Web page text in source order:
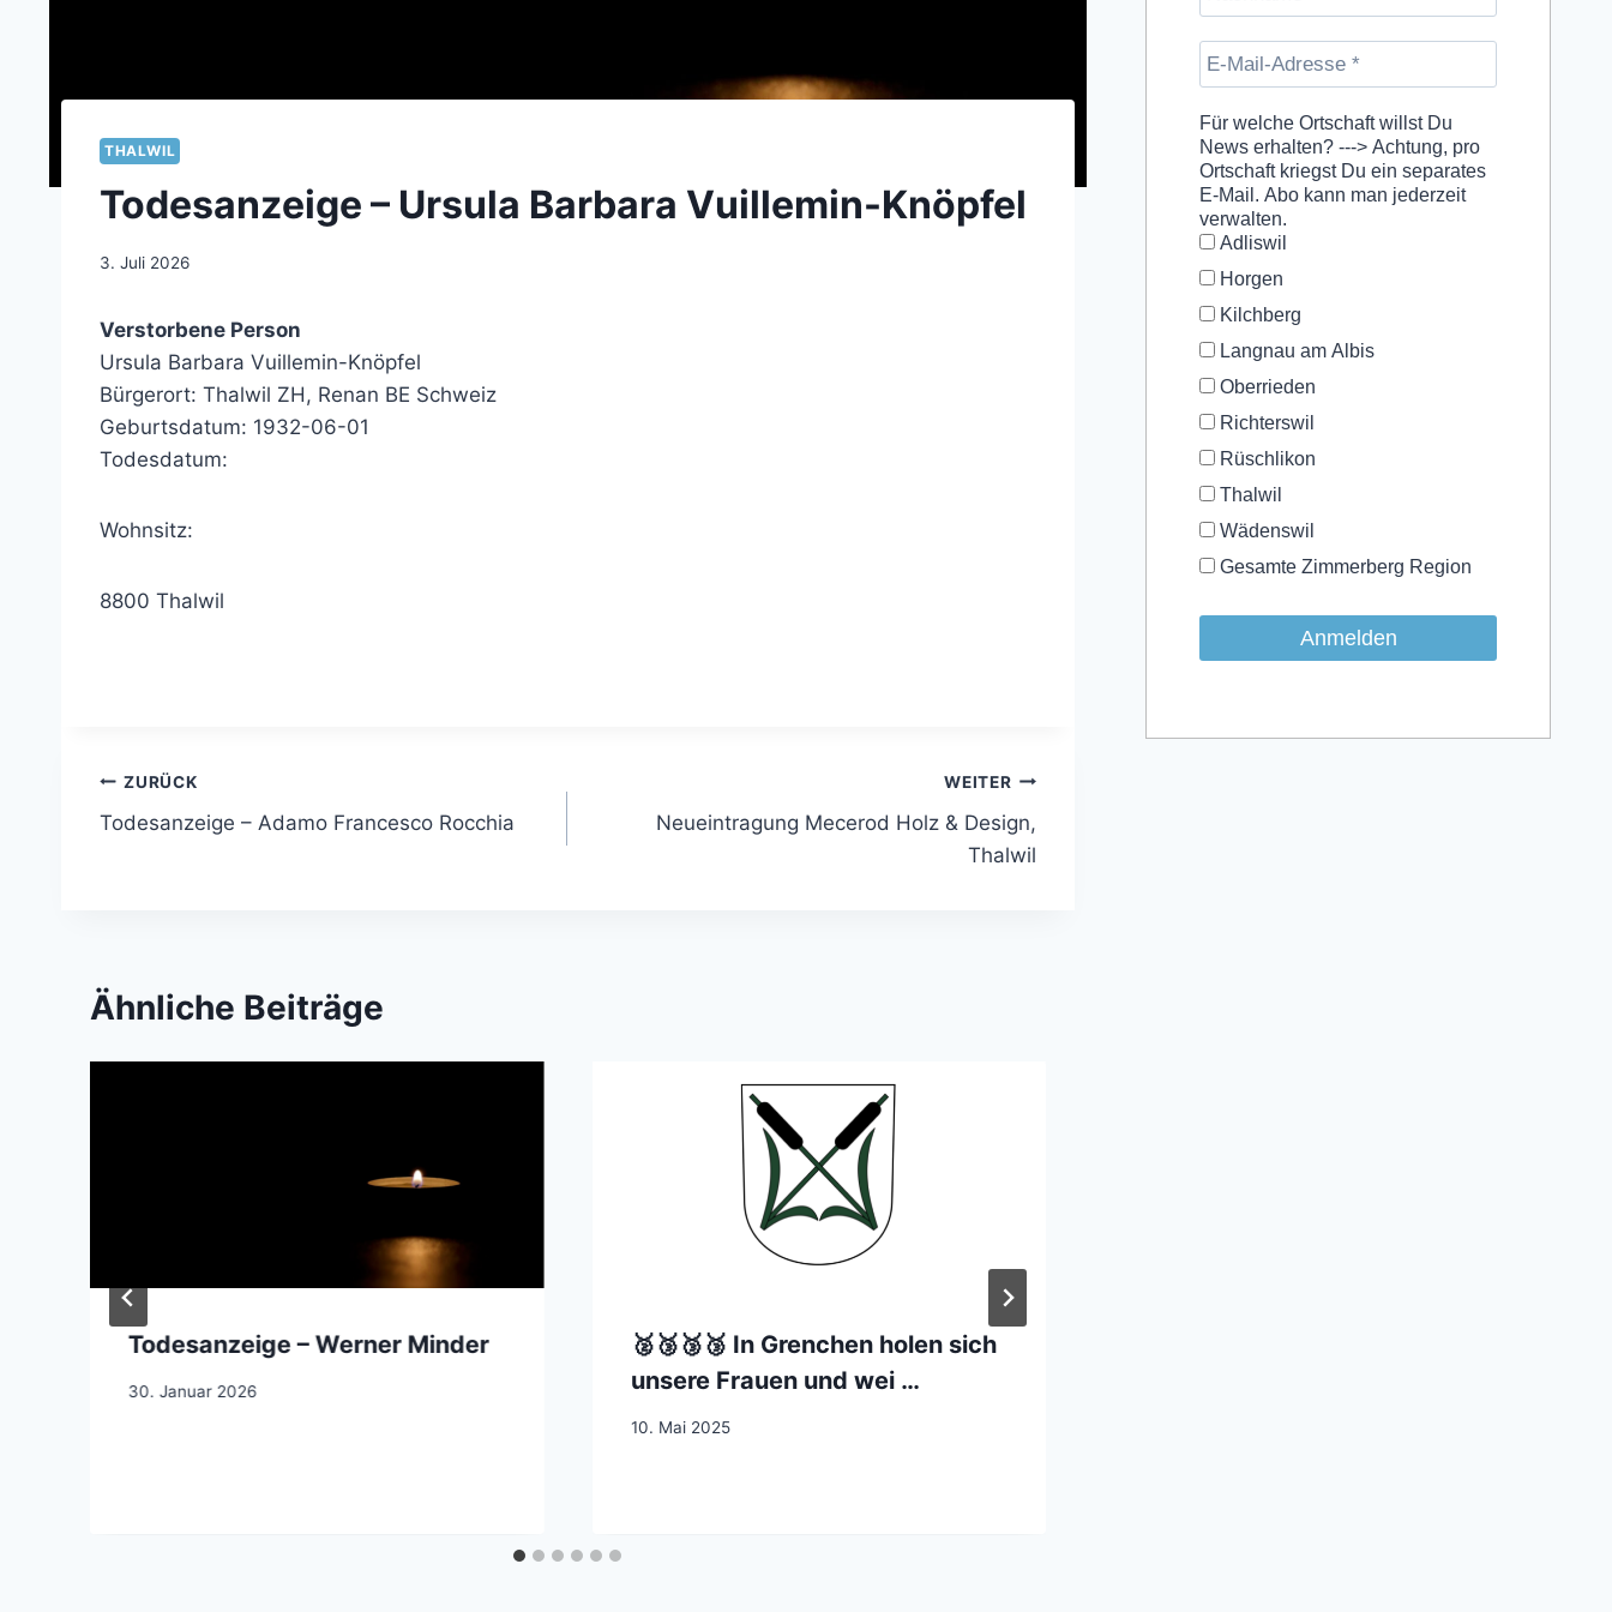
THALWIL
Todesanzeige – Ursula Barbara Vuillemin-Knöpfel
3. Juli 2026
Verstorbene Person
Ursula Barbara Vuillemin-Knöpfel
Bürgerort: Thalwil ZH, Renan BE Schweiz
Geburtsdatum: 1932-06-01
Todesdatum:
Wohnsitz:
8800 Thalwil
Beitragsnavigation
ZURÜCK
Todesanzeige – Adamo Francesco Rocchia
WEITER
Neueintragung Mecerod Holz & Design,
Thalwil
Ähnliche Beiträge
Todesanzeige – Werner Minder
30. Januar 2026
🥈🥉🥉🥉 In Grenchen holen sich
unsere Frauen und wei …
10. Mai 2025
Für welche Ortschaft willst Du
News erhalten? ---> Achtung, pro
Ortschaft kriegst Du ein separates
E-Mail. Abo kann man jederzeit
verwalten.
Adliswil
Horgen
Kilchberg
Langnau am Albis
Oberrieden
Richterswil
Rüschlikon
Thalwil
Wädenswil
Gesamte Zimmerberg Region